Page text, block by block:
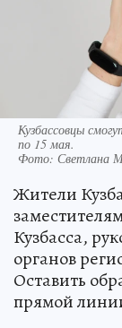
Кузбассовцы
по 15 мая.
Фото: Светлана
Жители
Кузбасса,
органов
Оставить
прямой